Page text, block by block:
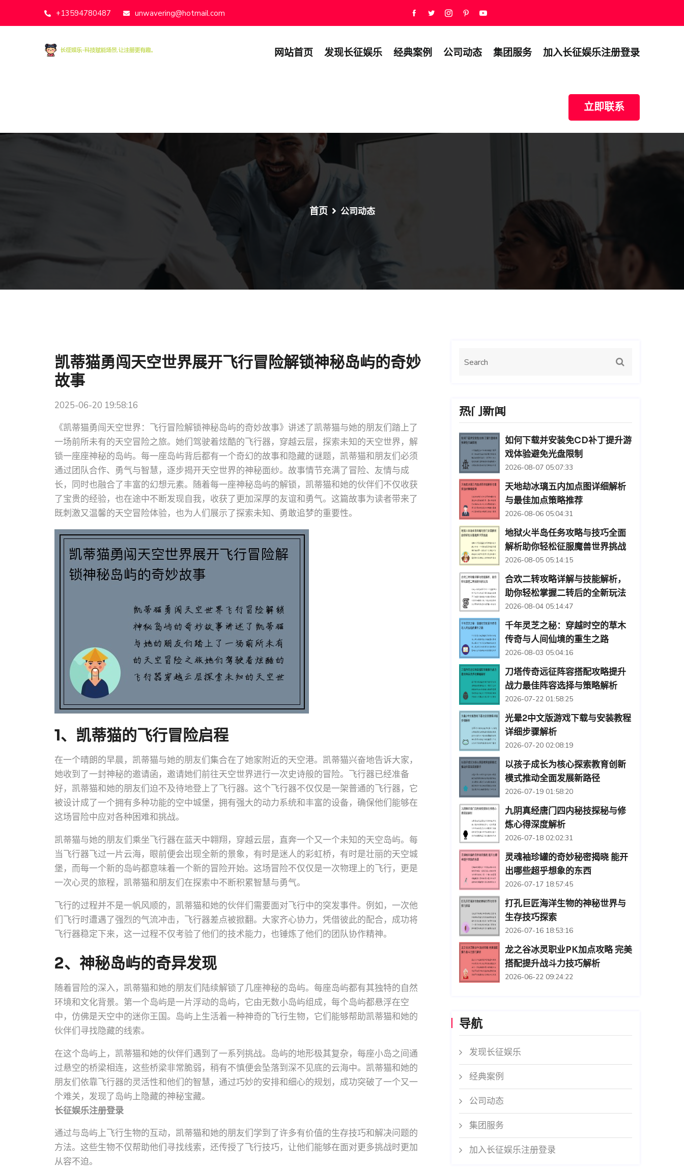
+13594780487 unwavering@hotmail.com
网站首页 发现长征娱乐 经典案例 公司动态 集团服务 加入长征娱乐注册登录
立即联系
首页 公司动态
凯蒂猫勇闯天空世界展开飞行冒险解锁神秘岛屿的奇妙
故事
2025-06-20 19:58:16
《凯蒂猫勇闯天空世界：飞行冒险解锁神秘岛屿的奇妙故事》讲述了凯蒂猫与她的朋友们踏上了
一场前所未有的天空冒险之旅。她们驾驶着炫酷的飞行器，穿越云层，探索未知的天空世界，解
锁一座座神秘的岛屿。每一座岛屿背后都有一个奇幻的故事和隐藏的谜题，凯蒂猫和朋友们必须
通过团队合作、勇气与智慧，逐步揭开天空世界的神秘面纱。故事情节充满了冒险、友情与成
长，同时也融合了丰富的幻想元素。随着每一座神秘岛屿的解锁，凯蒂猫和她的伙伴们不仅收获
了宝贵的经验，也在途中不断发现自我，收获了更加深厚的友谊和勇气。这篇故事为读者带来了
既刺激又温馨的天空冒险体验，也为人们展示了探索未知、勇敢追梦的重要性。
1、凯蒂猫的飞行冒险启程
在一个晴朗的早晨，凯蒂猫与她的朋友们集合在了她家附近的天空港。凯蒂猫兴奋地告诉大家，
她收到了一封神秘的邀请函，邀请她们前往天空世界进行一次史诗般的冒险。飞行器已经准备
好，凯蒂猫和她的朋友们迫不及待地登上了飞行器。这个飞行器不仅仅是一架普通的飞行器，它
被设计成了一个拥有多种功能的空中城堡，拥有强大的动力系统和丰富的设备，确保他们能够在
这场冒险中应对各种困难和挑战。
凯蒂猫与她的朋友们乘坐飞行器在蓝天中翱翔，穿越云层，直奔一个又一个未知的天空岛屿。每
当飞行器飞过一片云海，眼前便会出现全新的景象，有时是迷人的彩虹桥，有时是壮丽的天空城
堡，而每一个新的岛屿都意味着一个新的冒险开始。这场冒险不仅仅是一次物理上的飞行，更是
一次心灵的旅程，凯蒂猫和朋友们在探索中不断积累智慧与勇气。
飞行的过程并不是一帆风顺的，凯蒂猫和她的伙伴们需要面对飞行中的突发事件。例如，一次他
们飞行时遭遇了强烈的气流冲击，飞行器差点被掀翻。大家齐心协力，凭借彼此的配合，成功将
飞行器稳定下来，这一过程不仅考验了他们的技术能力，也锤炼了他们的团队协作精神。
2、神秘岛屿的奇异发现
随着冒险的深入，凯蒂猫和她的朋友们陆续解锁了几座神秘的岛屿。每座岛屿都有其独特的自然
环境和文化背景。第一个岛屿是一片浮动的岛屿，它由无数小岛屿组成，每个岛屿都悬浮在空
中，仿佛是天空中的迷你王国。岛屿上生活着一种神奇的飞行生物，它们能够帮助凯蒂猫和她的
伙伴们寻找隐藏的线索。
在这个岛屿上，凯蒂猫和她的伙伴们遇到了一系列挑战。岛屿的地形极其复杂，每座小岛之间通
过悬空的桥梁相连，这些桥梁非常脆弱，稍有不慎便会坠落到深不见底的云海中。凯蒂猫和她的
朋友们依靠飞行器的灵活性和他们的智慧，通过巧妙的安排和细心的规划，成功突破了一个又一
个难关，发现了岛屿上隐藏的神秘宝藏。
长征娱乐注册登录
通过与岛屿上飞行生物的互动，凯蒂猫和她的朋友们学到了许多有价值的生存技巧和解决问题的
方法。这些生物不仅帮助他们寻找线索，还传授了飞行技巧，让他们能够在面对更多挑战时更加
从容不迫。
热门新闻
如何下载并安装免CD补丁提升游
戏体验避免光盘限制
2026-08-07 05:07:33
天地劫冰璃五内加点图详细解析
与最佳加点策略推荐
2026-08-06 05:04:31
地狱火半岛任务攻略与技巧全面
解析助你轻松征服魔兽世界挑战
2026-08-05 05:14:15
合欢二转攻略详解与技能解析，
助你轻松掌握二转后的全新玩法
2026-08-04 05:14:47
千年灵芝之秘：穿越时空的草木
传奇与人间仙境的重生之路
2026-08-03 05:04:16
刀塔传奇远征阵容搭配攻略提升
战力最佳阵容选择与策略解析
2026-07-22 01:58:25
光晕2中文版游戏下载与安装教程
详细步骤解析
2026-07-20 02:08:19
以孩子成长为核心探索教育创新
模式推动全面发展新路径
2026-07-19 01:58:20
九阴真经唐门四内秘技探秘与修
炼心得深度解析
2026-07-18 02:02:31
灵魂袖珍罐的奇妙秘密揭晓 能开
出哪些超乎想象的东西
2026-07-17 18:57:45
打孔巨匠海洋生物的神秘世界与
生存技巧探索
2026-07-16 18:53:16
龙之谷冰灵职业PK加点攻略 完美
搭配提升战斗力技巧解析
2026-06-22 09:24:22
导航
发现长征娱乐
经典案例
公司动态
集团服务
加入长征娱乐注册登录